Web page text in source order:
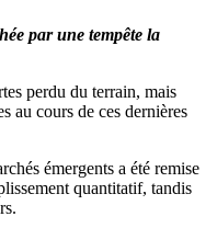
par une tempête la
perdu du terrain, mais
au cours de ces dernières
émergents a été remise
quantitatif, tandis